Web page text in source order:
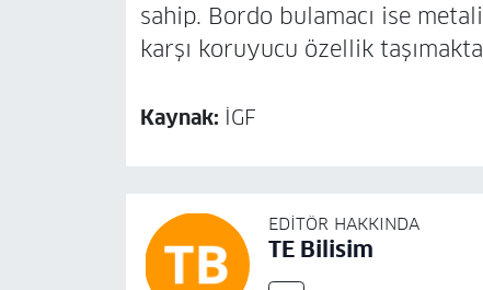
sahip. Bordo bulamacı ise
karşı koruyucu özellik
Kaynak: İGF
EDITÖR HAKKINDA
TE Bilisim